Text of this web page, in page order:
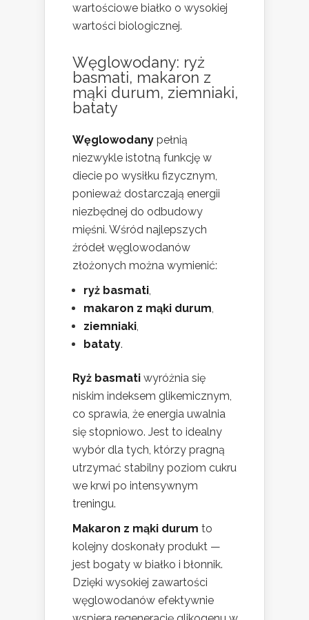
wartościowe białko o wysokiej
wartości biologicznej.
Węglowodany: ryż
basmati, makaron z
mąki durum, ziemniaki,
bataty
Węglowodany pełnią
niezwykle istotną funkcję w
diecie po wysiłku fizycznym,
ponieważ dostarczają energii
niezbędnej do odbudowy
mięśni. Wśród najlepszych
źródeł węglowodanów
złożonych można wymienić:
ryż basmati
makaron z mąki durum
ziemniaki
bataty.
Ryż basmati wyróżnia się
niskim indeksem glikemicznym,
co sprawia, że energia uwalnia
się stopniowo. Jest to idealny
wybór dla tych, którzy pragną
utrzymać stabilny poziom cukru
we krwi po intensywnym
treningu.
Makaron z mąki durum to
kolejny doskonały produkt —
jest bogaty w białko i błonnik.
Dzięki wysokiej zawartości
węglowodanów efektywnie